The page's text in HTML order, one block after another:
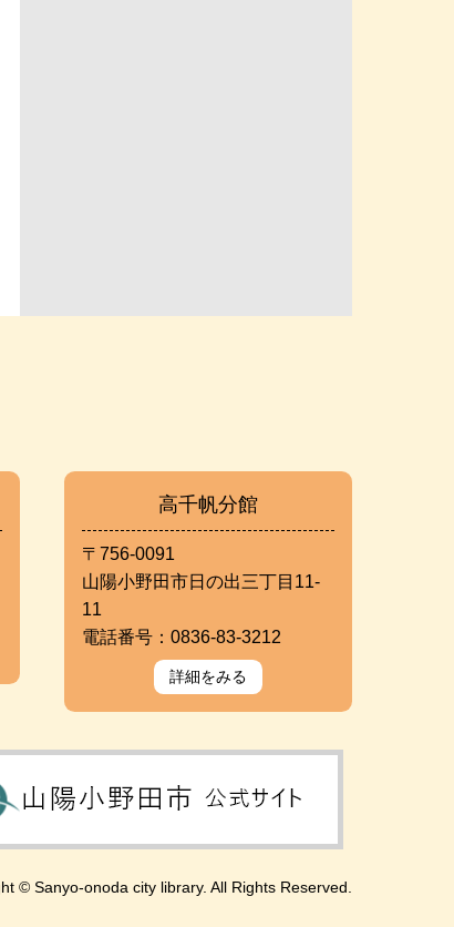
高千帆分館
〒756-0091
山陽小野田市日の出三丁目11-
11
電話番号：0836-83-3212
詳細をみる
© Sanyo-onoda city library. All Rights Reserved.